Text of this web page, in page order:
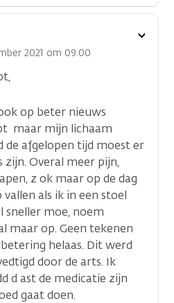
2021 om 09.00
op beter nieuws
maar mijn lichaam
de afgelopen tijd moest er
zijn. Overal meer pijn,
z ok maar op de dag
vallen als ik in een stoel
sneller moe, noem
maar op. Geen tekenen
helaas. Dit werd
door de arts. Ik
d ast de medicatie zijn
gaat doen.
Toon